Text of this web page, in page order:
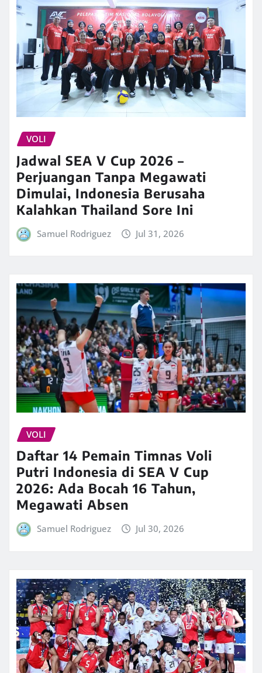
VOLI
Jadwal SEA V Cup 2026 –
Perjuangan Tanpa Megawati
Dimulai, Indonesia Berusaha
Kalahkan Thailand Sore Ini
Samuel Rodriguez Jul 31, 2026
VOLI
Daftar 14 Pemain Timnas Voli
Putri Indonesia di SEA V Cup
2026: Ada Bocah 16 Tahun,
Megawati Absen
Samuel Rodriguez Jul 30, 2026